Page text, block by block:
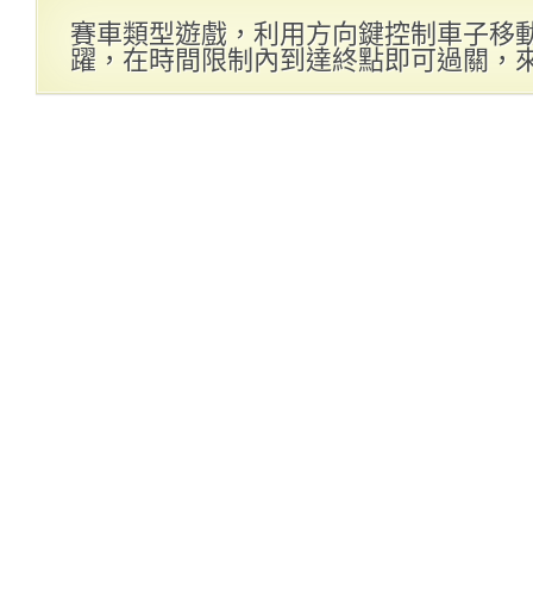
賽車類型遊戲，利用方向鍵控制車子移
躍，在時間限制內到達終點即可過關，